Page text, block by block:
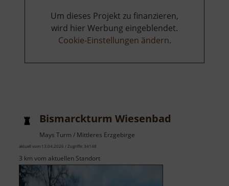
Um dieses Projekt zu finanzieren,
wird hier Werbung eingeblendet.
Cookie-Einstellungen ändern.
Bismarckturm Wiesenbad
Mays Turm / Mittleres Erzgebirge
aktuell vom 13.04.2026 / Zugriffe: 34148
3 km vom aktuellen Standort